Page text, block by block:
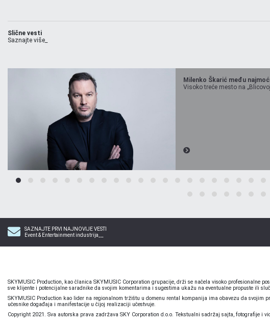
Slične vesti
Saznajte više_
Milenko Škarić među
Visoko treće mesto na
SAZNAJTE PRVI NAJNOVIJE VESTI
Event & Entertainment industrija__
SKYMUSIC Production, kao članica SKYMUSIC Corporation grupacije, drži se načela visoko profesionalne
sve klijente i potencijalne saradnike da svojim komentarima i sugestima ukažu na eventualne propuste ili
SKYMUSIC Production kao lider na regionalnom tržištu u domenu rental kompanija ima obavezu da
učesnike događaja i manifestacije u čijoj realizaciji učestvuje.
Copyright 2021. Sva autorska prava zadržava SKY Corporation d.o.o. Tekstualni sadržaj sajta, fotografije i